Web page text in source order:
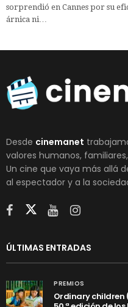
sorprendió en Cannes por su
árnica ni…
Desde cinemanet
valores humanos,
Un cine que vaya más allá
al espectador y a la
ÚLTIMAS ENTRADAS
PREMIOS
Ordinary children